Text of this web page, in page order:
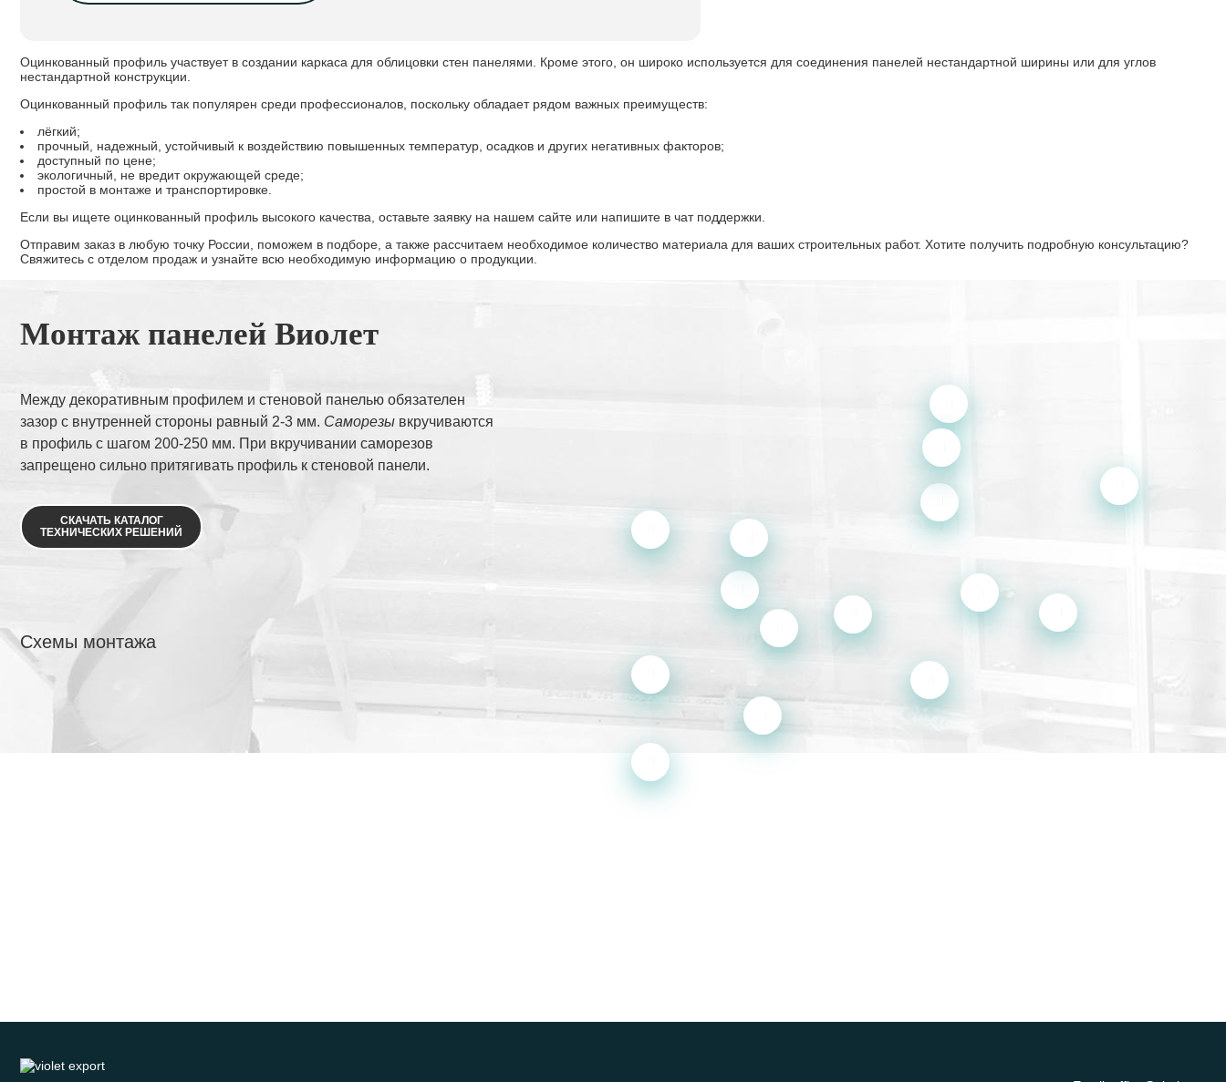
Оцинкованный профиль участвует в создании каркаса для облицовки стен панелями. Кроме этого, он широко используется для соединения панелей нестандартной ширины или для углов
нестандартной конструкции.
Оцинкованный профиль так популярен среди профессионалов, поскольку обладает рядом важных преимуществ:
лёгкий;
прочный, надежный, устойчивый к воздействию повышенных температур, осадков и других негативных факторов;
доступный по цене;
экологичный, не вредит окружающей среде;
простой в монтаже и транспортировке.
Если вы ищете оцинкованный профиль высокого качества, оставьте заявку на нашем сайте или напишите в чат поддержки.
Отправим заказ в любую точку России, поможем в подборе, а также рассчитаем необходимое количество материала для ваших строительных работ. Хотите получить подробную консультацию?
Свяжитесь с отделом продаж и узнайте всю необходимую информацию о продукции.
Монтаж панелей Виолет
Между декоративным профилем и стеновой панелью обязателен
зазор с внутренней стороны равный 2-3 мм. Саморезы вкручиваются
в профиль с шагом 200-250 мм. При вкручивании саморезов
запрещено сильно притягивать профиль к стеновой панели.
СКАЧАТЬ КАТАЛОГ
ТЕХНИЧЕСКИХ РЕШЕНИЙ
Схемы монтажа